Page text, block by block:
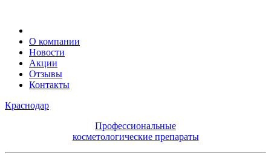
О компании
Новости
Акции
Отзывы
Контакты
Краснодар
Профессиональные
косметологические препараты